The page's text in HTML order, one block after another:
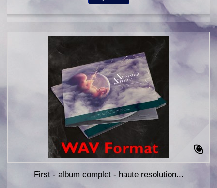
First - album complet - haute resolution...